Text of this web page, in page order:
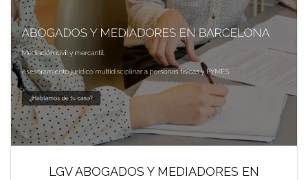
LGV ABOGADOS Y MEDIADORES EN